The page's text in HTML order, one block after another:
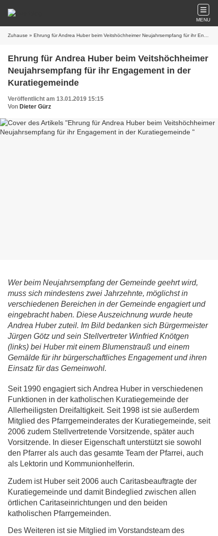
MENU
Zuhause » Ehrung für Andrea Huber beim Veitshöchheimer Neujahrsempfang für ihr Engagement in der Kuratiegemeinde
Ehrung für Andrea Huber beim Veitshöchheimer
Neujahrsempfang für ihr Engagement in der
Kuratiegemeinde
Veröffentlicht am 13.01.2019 15:15
Von Dieter Gürz
Wer beim Neujahrsempfang der Gemeinde geehrt wird,
muss sich mindestens zwei Jahrzehnte, möglichst in
verschiedenen Bereichen in der Gemeinde engagiert und
eingebracht haben. Diese Auszeichnung wurde heute
Andrea Huber zuteil. Im Bild bedanken sich Bürgermeister
Jürgen Götz und sein Stellvertreter Winfried Knötgen
(links) bei Huber mit einem Blumenstrauß und einem
Gemälde für ihr bürgerschaftliches Engagement und ihren
Einsatz für das Gemeinwohl.
Seit 1990 engagiert sich Andrea Huber in verschiedenen
Funktionen in der katholischen Kuratiegemeinde der
Allerheiligsten Dreifaltigkeit. Seit 1998 ist sie außerdem
Mitglied des Pfarrgemeinderates der Kuratiegemeinde, seit
2006 zudem Stellvertretende Vorsitzende, später auch
Vorsitzende. In dieser Eigenschaft unterstützt sie sowohl
den Pfarrer als auch das gesamte Team der Pfarrei, auch
als Lektorin und Kommunionhelferin.
Zudem ist Huber seit 2006 auch Caritasbeauftragte der
Kuratiegemeinde und damit Bindeglied zwischen allen
örtlichen Caritaseinrichtungen und den beiden
katholischen Pfarrgemeinden.
Des Weiteren ist sie Mitglied im Vorstandsteam des